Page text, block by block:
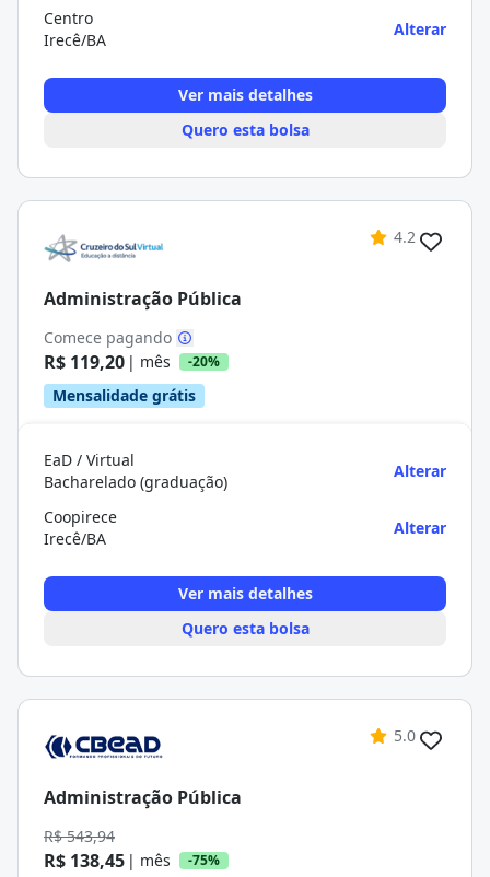
Centro
Irecê/BA
Alterar
Ver mais detalhes
Quero esta bolsa
4.2
Administração Pública
Comece pagando
R$ 119,20 | mês -20%
Mensalidade grátis
EaD / Virtual
Bacharelado (graduação)
Alterar
Coopirece
Irecê/BA
Alterar
Ver mais detalhes
Quero esta bolsa
5.0
Administração Pública
R$ 543,94
R$ 138,45 | mês
-75%